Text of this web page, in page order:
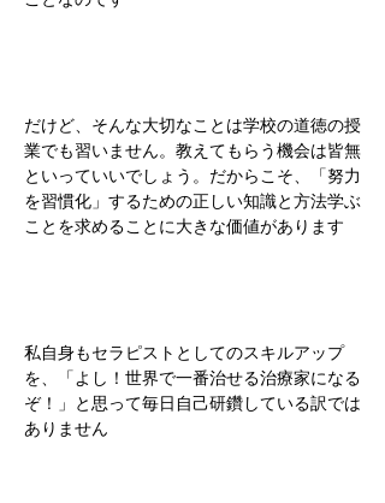
だけど、そんな大切なことは学校の道徳の授
業でも習いません。教えてもらう機会は皆無
といっていいでしょう。だからこそ、「努力
を習慣化」するための正しい知識と方法学ぶ
ことを求めることに大きな価値があります
私自身もセラピストとしてのスキルアップ
を、「よし！世界で一番治せる治療家になる
ぞ！」と思って毎日自己研鑽している訳では
ありません